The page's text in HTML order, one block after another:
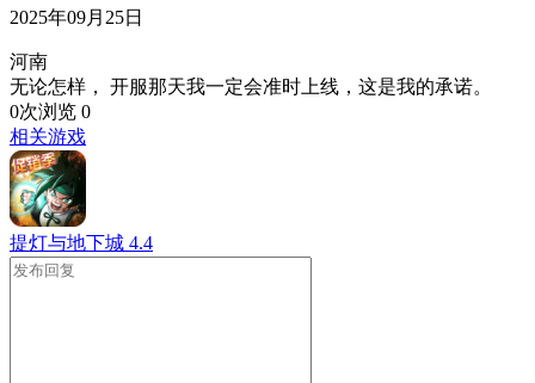
2025年09月25日
河南
无论怎样， 开服那天我一定会准时上线，这是我的承诺。
0次浏览 0
相关游戏
提灯与地下城 4.4